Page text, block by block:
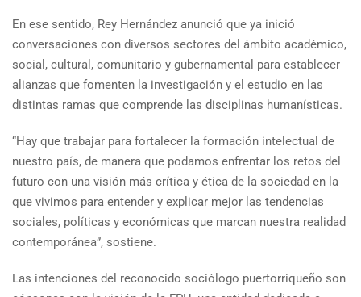
En ese sentido, Rey Hernández anunció que ya inició
conversaciones con diversos sectores del ámbito académico,
social, cultural, comunitario y gubernamental para establecer
alianzas que fomenten la investigación y el estudio en las
distintas ramas que comprende las disciplinas humanísticas.
“Hay que trabajar para fortalecer la formación intelectual de
nuestro país, de manera que podamos enfrentar los retos del
futuro con una visión más crítica y ética de la sociedad en la
que vivimos para entender y explicar mejor las tendencias
sociales, políticas y económicas que marcan nuestra realidad
contemporánea”, sostiene.
Las intenciones del reconocido sociólogo puertorriqueño son